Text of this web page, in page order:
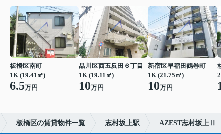
板橋区南町
1K (19.41㎡)
6.5万円
品川区西五反田６丁目
1K (19.11㎡)
10万円
新宿区早稲田鶴巻町
1K (21.75㎡)
10万円
板橋区の賃貸物件一覧 志村坂上駅 AZEST志村坂上Ⅱ